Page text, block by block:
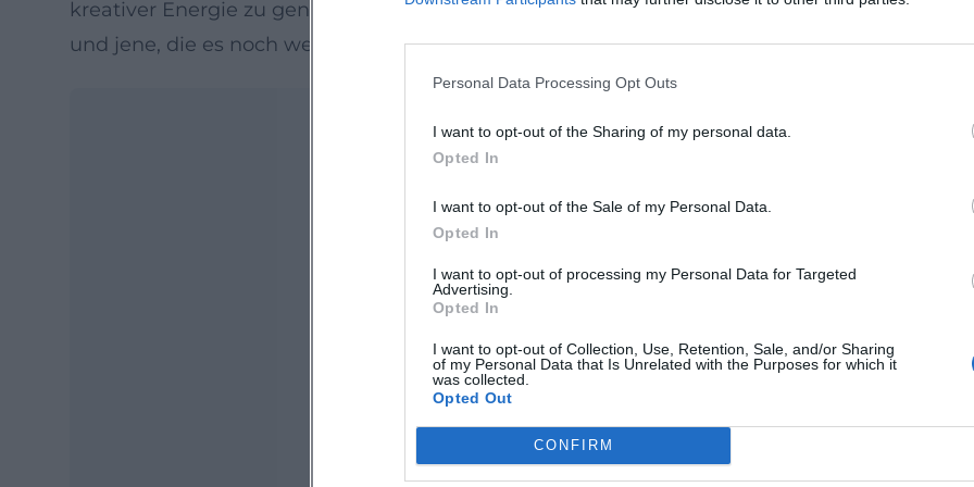
Personal Data Processing Opt Outs
I want to opt-out of the Sharing of my personal data.
Opted In
I want to opt-out of the Sale of my Personal Data.
Opted In
I want to opt-out of processing my Personal Data for Targeted
Advertising.
Opted In
I want to opt-out of Collection, Use, Retention, Sale, and/or Sharing
of my Personal Data that Is Unrelated with the Purposes for which it
was collected.
Opted Out
CONFIRM
kreativer Energie zu genießen. Es ist eine entspannte Veranstaltung für alle Literaturfreunde
und jene, die es noch werden wollen.
Map unavailable
Open in Google Maps